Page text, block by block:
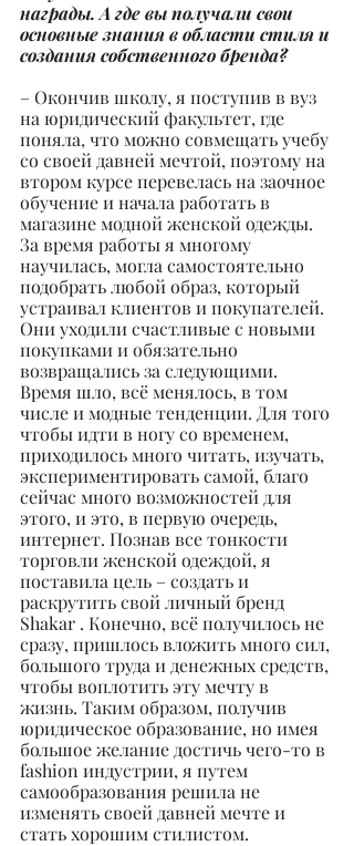
награды. А где вы получали свои
основные знания в области стиля и
создания собственного бренда?
– Окончив школу, я поступив в вуз
на юридический факультет, где
поняла, что можно совмещать учебу
со своей давней мечтой, поэтому на
втором курсе перевелась на заочное
обучение и начала работать в
магазине модной женской одежды.
За время работы я многому
научилась, могла самостоятельно
подобрать любой образ, который
устраивал клиентов и покупателей.
Они уходили счастливые с новыми
покупками и обязательно
возвращались за следующими.
Время шло, всё менялось, в том
числе и модные тенденции. Для того
чтобы идти в ногу со временем,
приходилось много читать, изучать,
экспериментировать самой, благо
сейчас много возможностей для
этого, и это, в первую очередь,
интернет. Познав все тонкости
торговли женской одеждой, я
поставила цель – создать и
раскрутить свой личный бренд
Shakar . Конечно, всё получилось не
сразу, пришлось вложить много сил,
большого труда и денежных средств,
чтобы воплотить эту мечту в
жизнь. Таким образом, получив
юридическое образование, но имея
большое желание достичь чего-то в
fashion индустрии, я путем
самообразования решила не
изменять своей давней мечте и
стать хорошим стилистом.